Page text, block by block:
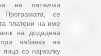
на патнички
Програмата, се
платени на име
на додадена
набавка на
лица со најмалку